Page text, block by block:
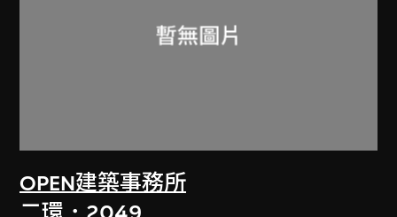
OPEN建築事務所